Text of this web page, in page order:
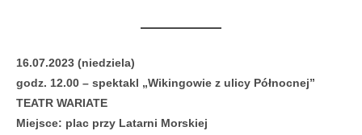
16.07.2023 (niedziela)
godz. 12.00 – spektakl „Wikingowie z ulicy Północnej”
TEATR WARIATE
Miejsce: plac przy Latarni Morskiej